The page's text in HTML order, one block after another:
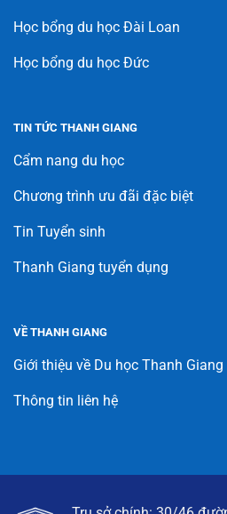
Học bổng du học Đài Loan
Học bổng du học Đức
TIN TỨC THANH GIANG
Cẩm nang du học
Chương trình ưu đãi đặc biệt
Tin Tuyển sinh
Thanh Giang tuyển dụng
VỀ THANH GIANG
Giới thiệu về Du học Thanh Giang
Thông tin liên hệ